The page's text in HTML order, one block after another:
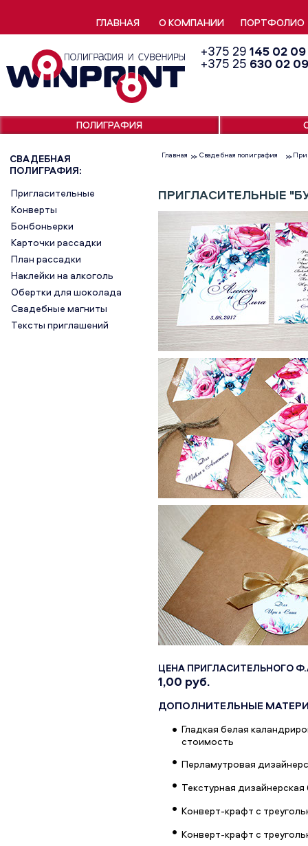
СВАДЕБНАЯ
ПОЛИГРАФИЯ:
ГЛАВНАЯ О КОМПАНИИ ПОРТФОЛИО
ПОЛИГРАФИЯ
+375 29 145 02 09
+375 25 630 02 09
Главная >> Свадебная полиграфия >>
Пригласительные
Конверты
Бонбоньерки
Карточки рассадки
План рассадки
Наклейки на алкоголь
Обертки для шоколада
Свадебные магниты
Тексты приглашений
ПРИГЛАСИТЕЛЬНЫЕ
ЦЕНА ПРИГЛАСИТЕЛЬНОГО
1,00 руб.
ДОПОЛНИТЕЛЬНЫЕ
Гладкая белая
стоимость
Перламутровая
Текстурная
Конверт-крафт с
Конверт-крафт с